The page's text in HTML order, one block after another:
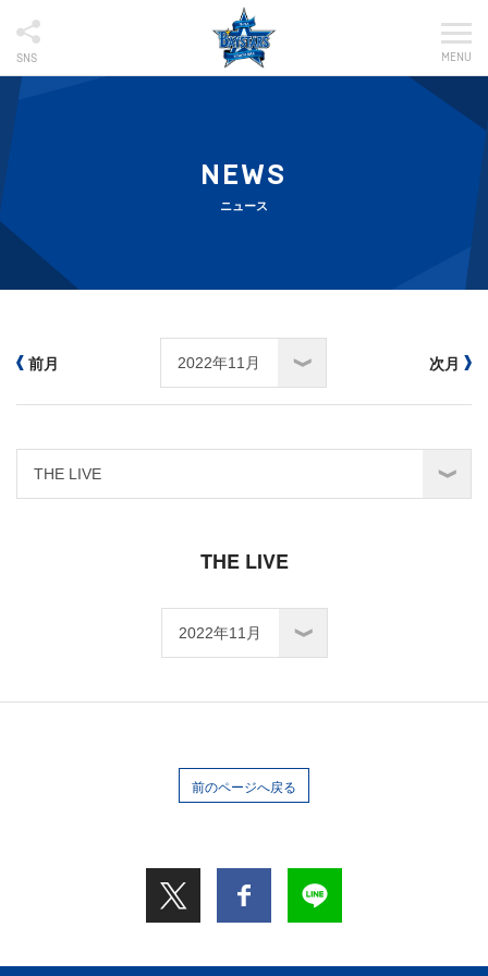
SNS MENU
NEWS
ニュース
前月 次月
THE LIVE
前のページへ戻る